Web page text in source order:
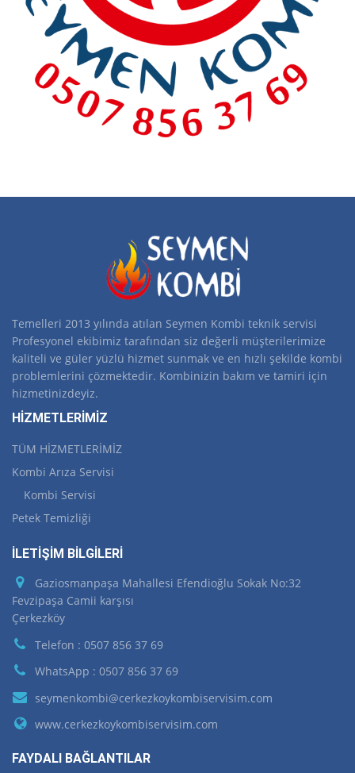
Temelleri 2013 yılında atılan Seymen Kombi teknik servisi
Profesyonel ekibimiz tarafından siz değerli müşterilerimize
kaliteli ve güler yüzlü hizmet sunmak ve en hızlı şekilde kombi
problemlerini çözmektedir. Kombinizin bakım ve tamiri için
hizmetinizdeyiz.
HİZMETLERİMİZ
TÜM HİZMETLERİMİZ
Kombi Arıza Servisi
Kombi Servisi
Petek Temizliği
İLETİŞİM BİLGİLERİ
Gaziosmanpaşa Mahallesi Efendioğlu Sokak No:32
Fevzipaşa Camii karşısı
Çerkezköy
Telefon : 0507 856 37 69
WhatsApp : 0507 856 37 69
seymenkombi@cerkezkoykombiservisim.com
www.cerkezkoykombiservisim.com
FAYDALI BAĞLANTILAR